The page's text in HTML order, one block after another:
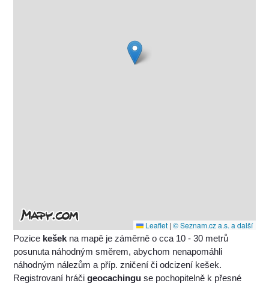
Leaflet | © Seznam.cz a.s. a další
Pozice kešek na mapě je záměrně o cca 10 - 30 metrů
posunuta náhodným směrem, abychom nenapomáhli
náhodným nálezům a příp. zničení či odcizení kešek.
Registrovaní hráčigeocachingu se pochopitelně k přesné